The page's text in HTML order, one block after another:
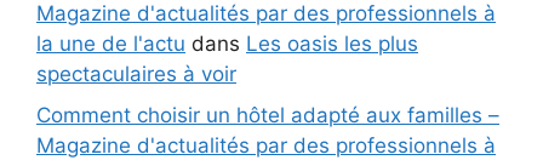
Magazine d'actualités par des professionnels à
la une de l'actu dans Les oasis les plus
spectaculaires à voir
Comment choisir un hôtel adapté aux familles –
Magazine d'actualités par des professionnels à